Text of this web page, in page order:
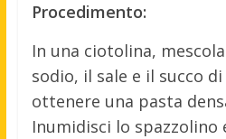
Procedimento:
In una ciotolina,
sodio, il sale e il succo
ottenere una pasta
Inumidisci lo spazzolino